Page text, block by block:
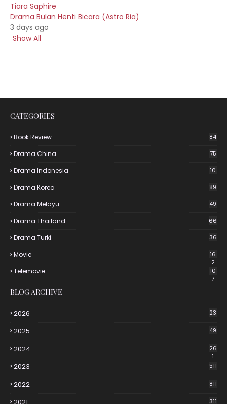
Tiara Saphire
Drama Bulan Henti Bicara (Astro Ria)
3 days ago
Show All
CATEGORIES
Book Review 84
Drama China 75
Drama Indonesia 10
Drama Korea 89
Drama Melayu 49
Drama Thailand 66
Drama Turki 36
Movie
16
2
Telemovie
10
7
BLOG ARCHIVE
2026 23
2025 49
2024
26
1
2023 511
2022 811
311